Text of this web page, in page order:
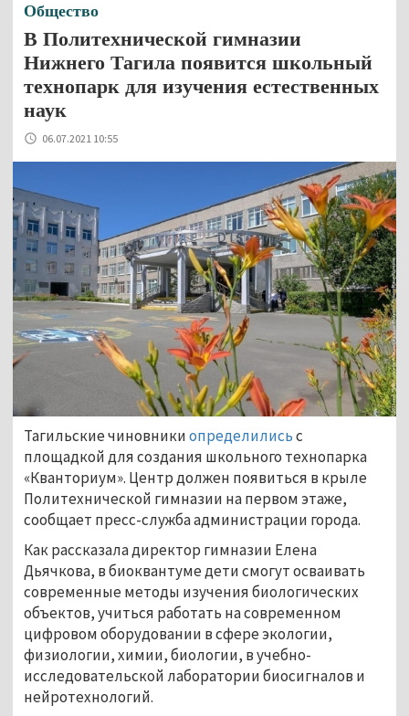
Общество
В Политехнической гимназии
Нижнего Тагила появится школьный
технопарк для изучения естественных
наук
06.07.2021 10:55
Тагильские чиновникиопределилисьс
площадкой для создания школьного технопарка
«Кванториум». Центр должен появиться в крыле
Политехнической гимназии на первом этаже,
сообщает пресс-служба администрации города.
Как рассказала директор гимназии Елена
Дьячкова, в биоквантуме дети смогут осваивать
современные методы изучения биологических
объектов, учиться работать на современном
цифровом оборудовании в сфере экологии,
физиологии, химии, биологии, в учебно-
исследовательской лаборатории биосигналов и
нейротехнологий.